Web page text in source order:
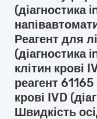
(діагностика
Реагент для
(діагностика
клітин крові
реагент
крові IVD
Швидкість